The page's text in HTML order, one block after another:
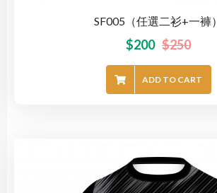
SF005（任選二衫+一褲）
$250
$200
ADD TO CART